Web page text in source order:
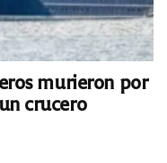
murieron por
crucero